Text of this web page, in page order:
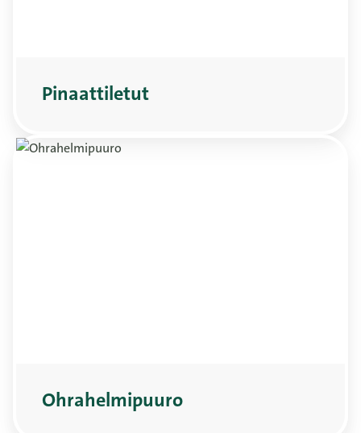
Pinaattiletut
Ohrahelmipuuro